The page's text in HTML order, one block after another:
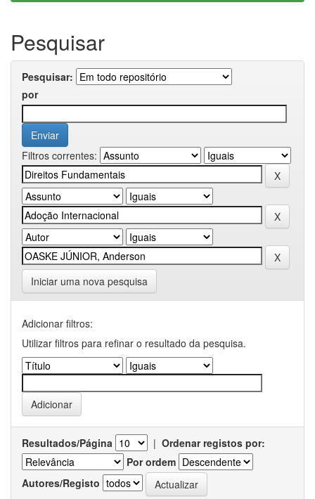
Pesquisar
Pesquisar:
por
Filtros correntes:
Iniciar uma nova pesquisa
Adicionar filtros:
Utilizar filtros para refinar o resultado da pesquisa.
Resultados/Página | Ordenar registos por:
Por ordem
Autores/Registo